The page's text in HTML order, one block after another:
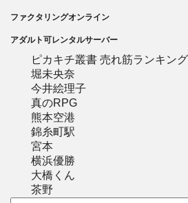
ファクタリングオンライン
アダルト可レンタルサーバー
ピカキチ叢書 売れ筋ランキン
堀未央奈
今井絵理子
真のRPG
熊本空港
錦糸町駅
宮本
横浜優勝
大橋くん
茶野